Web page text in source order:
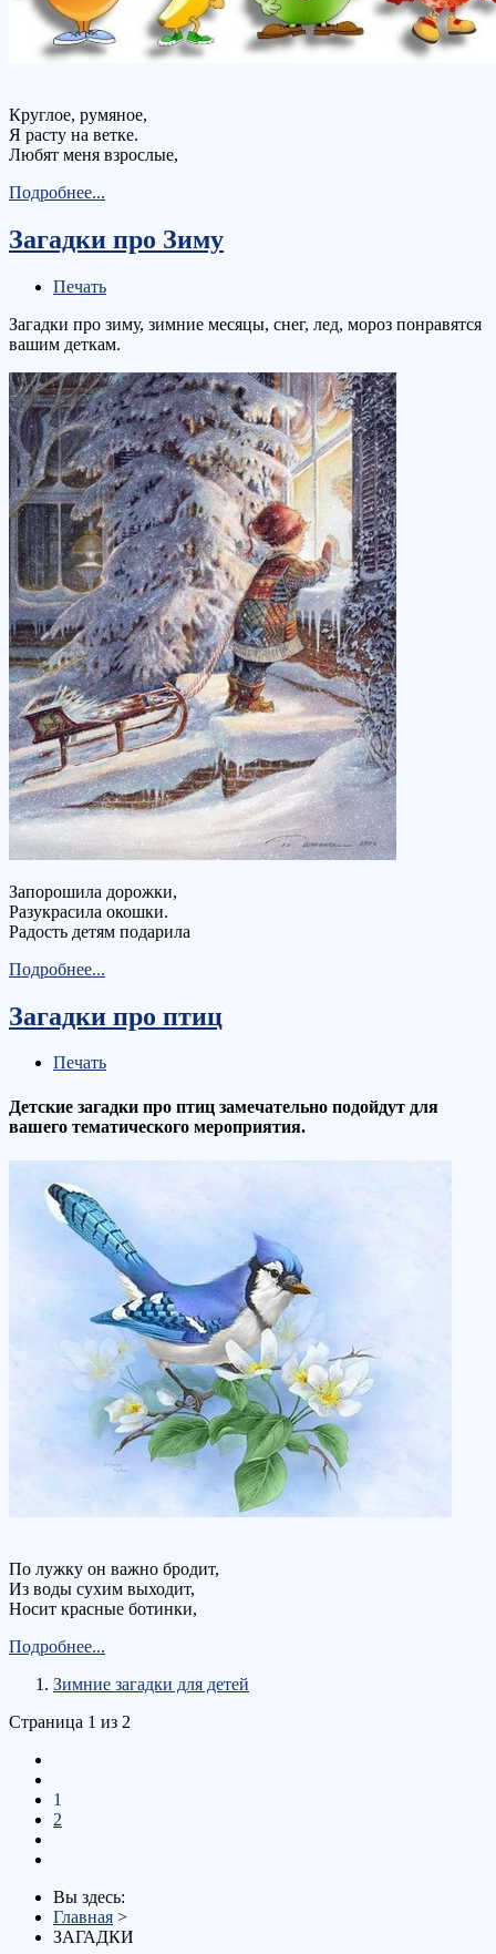
Круглое, румяное,
Я расту на ветке.
Любят меня взрослые,
Подробнее...
Загадки про Зиму
Печать
Загадки про зиму, зимние месяцы, снег, лед, мороз понравятся
вашим деткам.
Запорошила дорожки,
Разукрасила окошки.
Радость детям подарила
Подробнее...
Загадки про птиц
Печать
Детские загадки про птиц замечательно подойдут для
вашего тематического мероприятия.
По лужку он важно бродит,
Из воды сухим выходит,
Носит красные ботинки,
Подробнее...
Зимние загадки для детей
Страница 1 из 2
1
2
Вы здесь:
Главная >
ЗАГАДКИ